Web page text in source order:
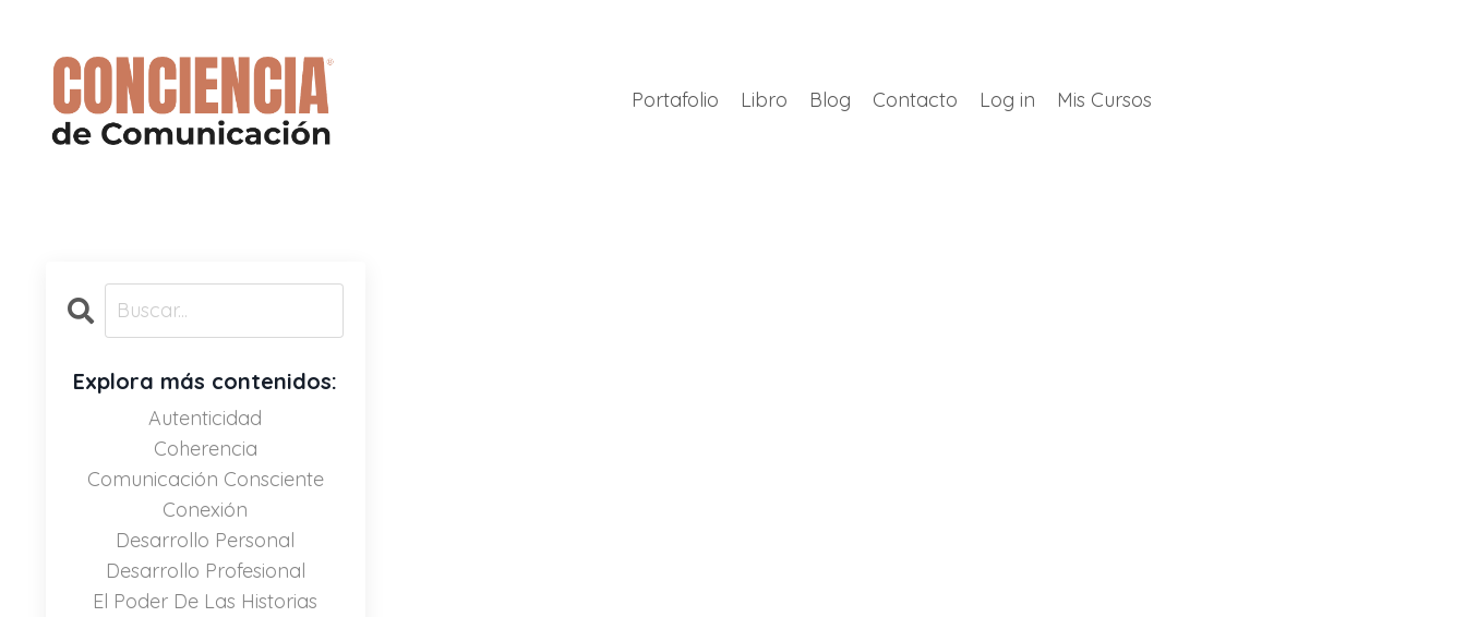
Portafolio Libro Blog Contacto Log in Mis Cursos
Explora más contenidos:
Autenticidad
Coherencia
Comunicación Consciente
Conexión
Desarrollo Personal
Desarrollo Profesional
El Poder De Las Historias